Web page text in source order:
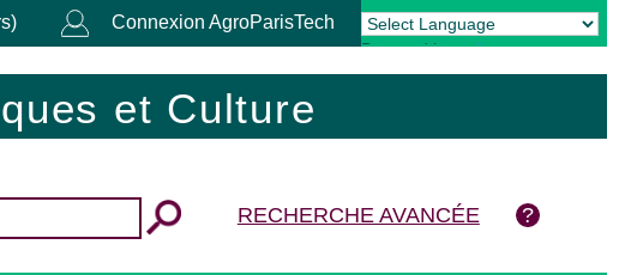
Connexion AgroParisTech
Powered by Translate
et Culture
RECHERCHE AVANCÉE